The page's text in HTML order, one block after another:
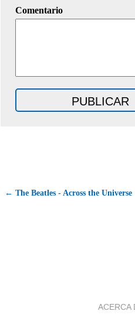
Comentario
← The Beatles - Across the Universe
ACERCA